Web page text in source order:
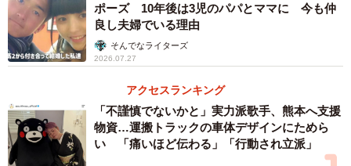
ポーズ 10年後は3児のパパとママに 今も仲
良し夫婦でいる理由
そんでなライターズ
2026.07.27
アクセスランキング
「不謹慎でないかと」実力派歌手、熊本へ支援
物資…運搬トラックの車体デザインにためら
い 「痛いほど伝わる」「行動され立派」